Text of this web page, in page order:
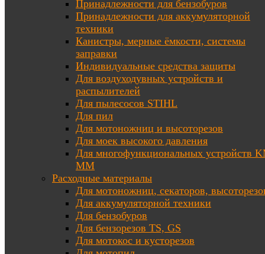
Принадлежности для бензобуров
Принадлежности для аккумуляторной
техники
Канистры, мерные ёмкости, системы
заправки
Индивидуальные средства защиты
Для воздуходувных устройств и
распылителей
Для пылесосов STIHL
Для пил
Для мотоножниц и высоторезов
Для моек высокого давления
Для многофункциональных устройств
MM
Расходные материалы
Для мотоножниц, секаторов,
Для аккумуляторной техники
Для бензобуров
Для бензорезов TS, GS
Для мотокос и кусторезов